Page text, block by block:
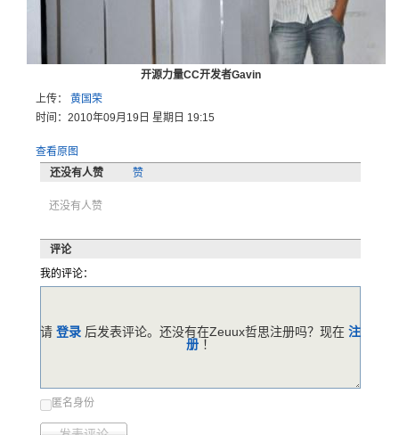
开源力量CC开发者Gavin
上传： 黄国荣
时间：2010年09月19日 星期日 19:15
查看原图
还没有人赞
赞
还没有人赞
评论
我的评论：
匿名身份
请 登录 后发表评论。还没有在Zeuux哲思注册吗？现在 注
册 ！